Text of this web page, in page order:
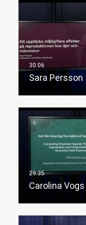
Sara Persson
Carolina Vogs